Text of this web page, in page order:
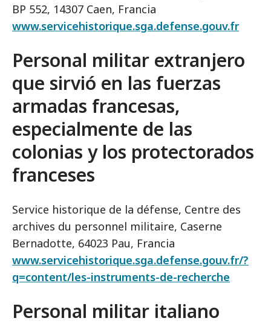
BP 552, 14307 Caen, Francia
www.servicehistorique.sga.defense.gouv.fr
Personal militar extranjero
que sirvió en las fuerzas
armadas francesas,
especialmente de las
colonias y los protectorados
franceses
Service historique de la défense, Centre des
archives du personnel militaire, Caserne
Bernadotte, 64023 Pau, Francia
www.servicehistorique.sga.defense.gouv.fr/?
q=content/les-instruments-de-recherche
Personal militar italiano